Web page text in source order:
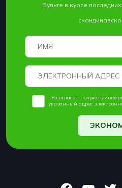
Будьте в курсе
Я согласен получать
указанный адрес